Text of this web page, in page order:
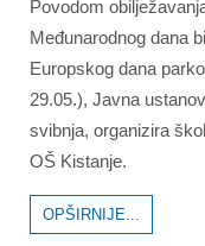
Povodom
Međunarodnog dana
Europskog dana
29.05.), Javna
svibnja, organizira
OŠ Kistanje.
OPŠIRNIJE...